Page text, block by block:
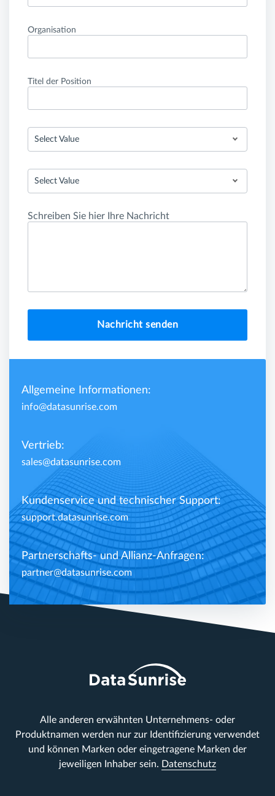
Organisation
Titel der Position
Select Value
Select Value
Schreiben Sie hier Ihre Nachricht
Nachricht senden
Allgemeine Informationen:
info@datasunrise.com
Vertrieb:
sales@datasunrise.com
Kundenservice und technischer Support:
support.datasunrise.com
Partnerschafts- und Allianz-Anfragen:
partner@datasunrise.com
Alle anderen erwähnten Unternehmens- oder
Produktnamen werden nur zur Identifizierung verwendet
und können Marken oder eingetragene Marken der
jeweiligen Inhaber sein. Datenschutz